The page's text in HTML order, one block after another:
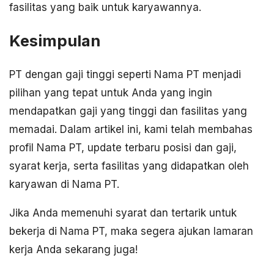
fasilitas yang baik untuk karyawannya.
Kesimpulan
PT dengan gaji tinggi seperti Nama PT menjadi
pilihan yang tepat untuk Anda yang ingin
mendapatkan gaji yang tinggi dan fasilitas yang
memadai. Dalam artikel ini, kami telah membahas
profil Nama PT, update terbaru posisi dan gaji,
syarat kerja, serta fasilitas yang didapatkan oleh
karyawan di Nama PT.
Jika Anda memenuhi syarat dan tertarik untuk
bekerja di Nama PT, maka segera ajukan lamaran
kerja Anda sekarang juga!